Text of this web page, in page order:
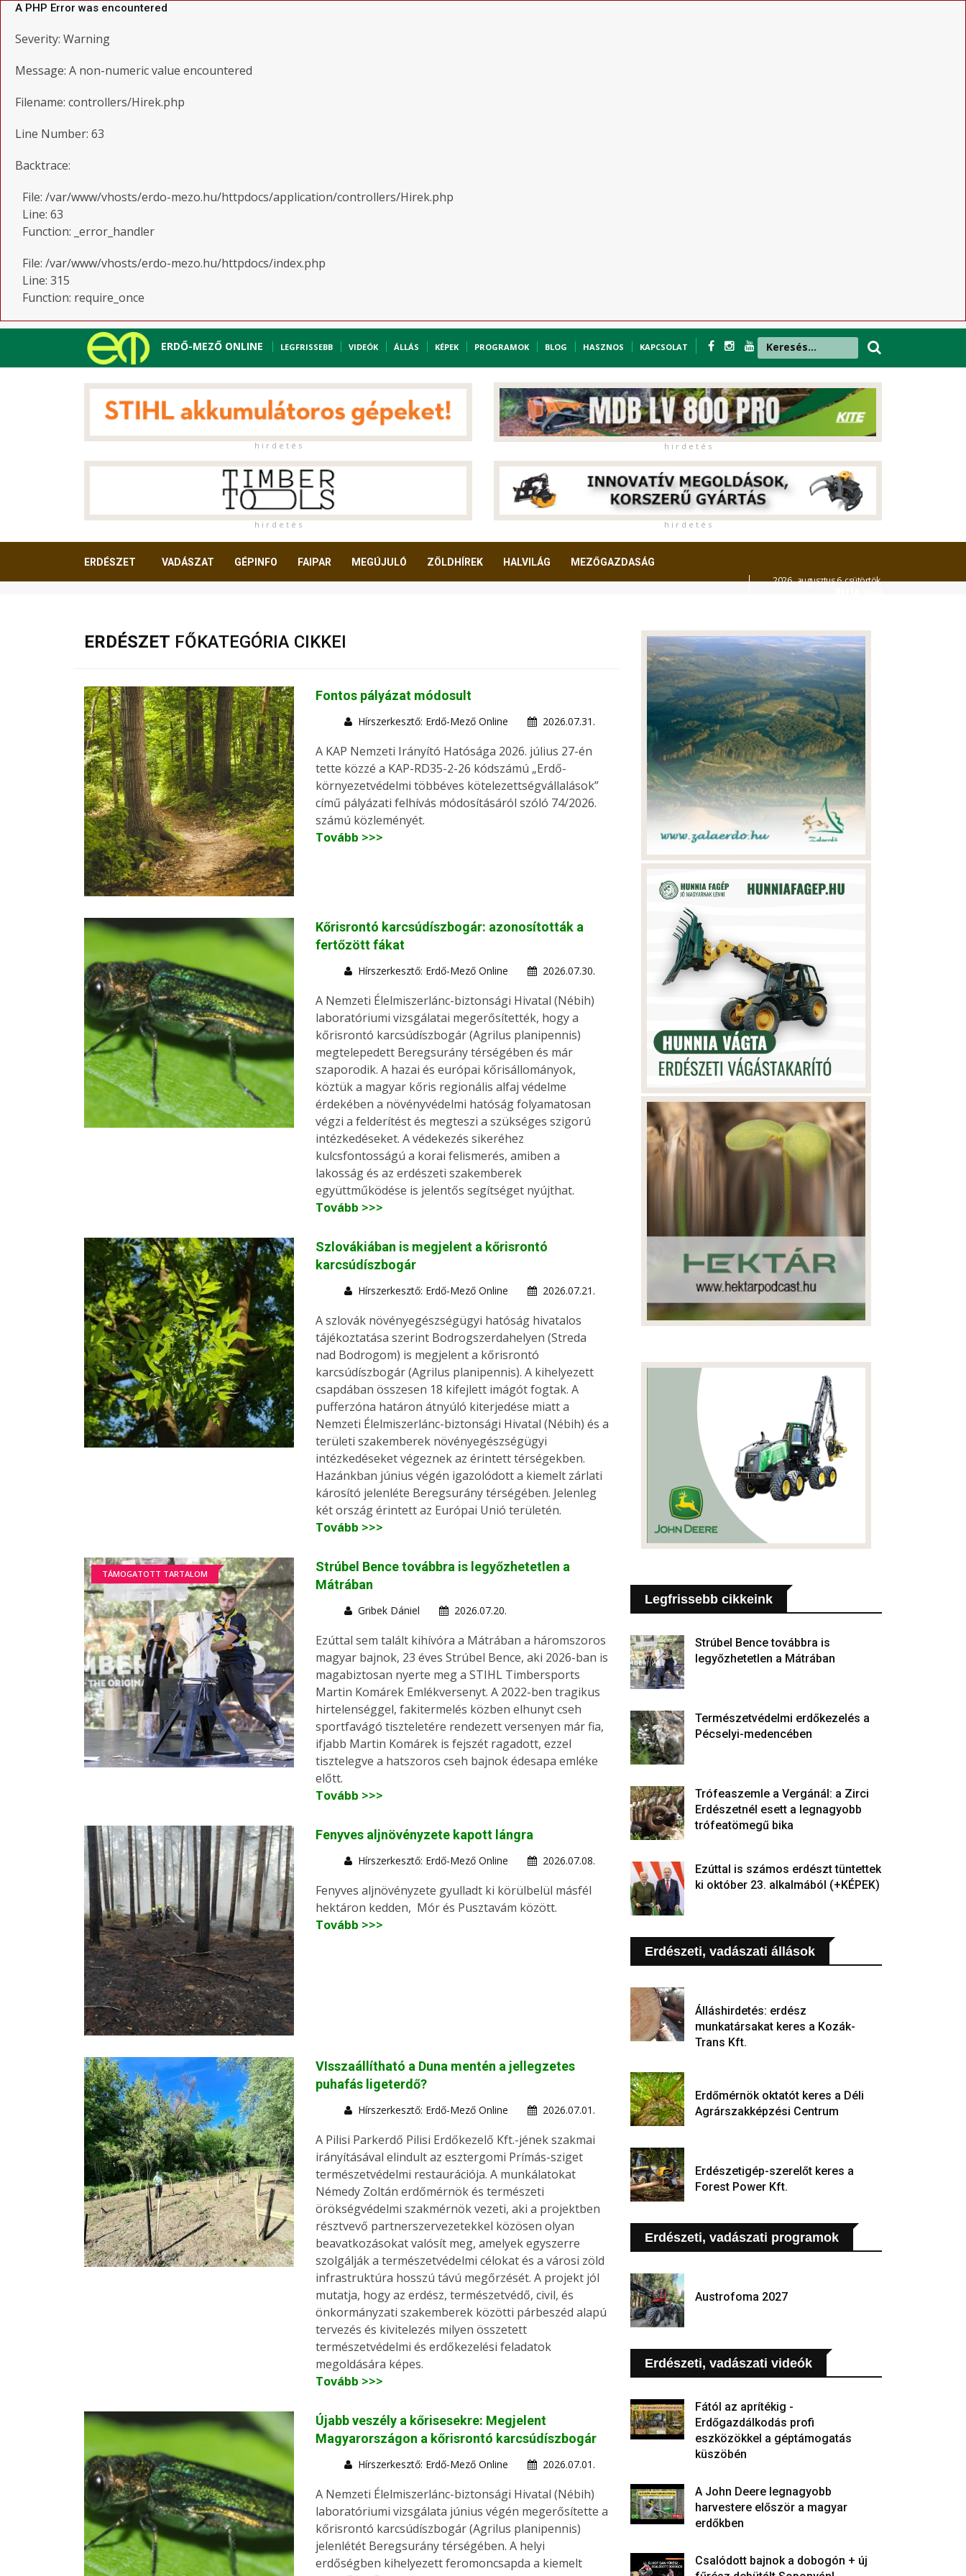
A PHP Error was encountered
Severity: Warning
Message: A non-numeric value encountered
Filename: controllers/Hirek.php
Line Number: 63
Backtrace:
File: /var/www/vhosts/erdo-mezo.hu/httpdocs/application/controllers/Hirek.php
Line: 63
Function: _error_handler
File: /var/www/vhosts/erdo-mezo.hu/httpdocs/index.php
Line: 315
Function: require_once
ERDŐ-MEZŐ ONLINE LEGFRISSEBB VIDEÓK ÁLLÁS KÉPEK PROGRAMOK BLOG HASZNOS KAPCSOLAT
h i r d e t é s h i r d e t é s
h i r d e t é s h i r d e t é s
ERDÉSZET VADÁSZAT GÉPINFO FAIPAR MEGÚJULÓ ZÖLDHÍREK HALVILÁG MEZŐGAZDASÁG
2026. augusztus 6. csütörtök,
ERDÉSZET FŐKATEGÓRIA CIKKEI
Fontos pályázat módosult
Hírszerkesztő: Erdő-Mező Online 2026.07.31.
A KAP Nemzeti Irányító Hatósága 2026. július 27-én
tette közzé a KAP-RD35-2-26 kódszámú „Erdő-
környezetvédelmi többéves kötelezettségvállalások”
című pályázati felhívás módosításáról szóló 74/2026.
számú közleményét.
Tovább >>>
Kőrisrontó karcsúdíszbogár: azonosították a
fertőzött fákat
Hírszerkesztő: Erdő-Mező Online 2026.07.30.
A Nemzeti Élelmiszerlánc-biztonsági Hivatal (Nébih)
laboratóriumi vizsgálatai megerősítették, hogy a
kőrisrontó karcsúdíszbogár (Agrilus planipennis)
megtelepedett Beregsurány térségében és már
szaporodik. A hazai és európai kőrisállományok,
köztük a magyar kőris regionális alfaj védelme
érdekében a növényvédelmi hatóság folyamatosan
végzi a felderítést és megteszi a szükséges szigorú
intézkedéseket. A védekezés sikeréhez
kulcsfontosságú a korai felismerés, amiben a
lakosság és az erdészeti szakemberek
együttműködése is jelentős segítséget nyújthat.
Tovább >>>
Szlovákiában is megjelent a kőrisrontó
karcsúdíszbogár
Hírszerkesztő: Erdő-Mező Online 2026.07.21.
A szlovák növényegészségügyi hatóság hivatalos
tájékoztatása szerint Bodrogszerdahelyen (Streda
nad Bodrogom) is megjelent a kőrisrontó
karcsúdíszbogár (Agrilus planipennis). A kihelyezett
csapdában összesen 18 kifejlett imágót fogtak. A
pufferzóna határon átnyúló kiterjedése miatt a
Nemzeti Élelmiszerlánc-biztonsági Hivatal (Nébih) és a
területi szakemberek növényegészségügyi
intézkedéseket végeznek az érintett térségekben.
Hazánkban június végén igazolódott a kiemelt zárlati
károsító jelenléte Beregsurány térségében. Jelenleg
két ország érintett az Európai Unió területén.
Tovább >>>
TÁMOGATOTT TARTALOM
Strúbel Bence továbbra is legyőzhetetlen a
Mátrában
Gribek Dániel 2026.07.20.
Ezúttal sem talált kihívóra a Mátrában a háromszoros
magyar bajnok, 23 éves Strúbel Bence, aki 2026-ban is
magabiztosan nyerte meg a STIHL Timbersports
Martin Komárek Emlékversenyt. A 2022-ben tragikus
hirtelenséggel, fakitermelés közben elhunyt cseh
sportfavágó tiszteletére rendezett versenyen már fia,
ifjabb Martin Komárek is fejszét ragadott, ezzel
tisztelegve a hatszoros cseh bajnok édesapa emléke
előtt.
Tovább >>>
Fenyves aljnövényzete kapott lángra
Hírszerkesztő: Erdő-Mező Online 2026.07.08.
Fenyves aljnövényzete gyulladt ki körülbelül másfél
hektáron kedden, Mór és Pusztavám között.
Tovább >>>
VIsszaállítható a Duna mentén a jellegzetes
puhafás ligeterdő?
Hírszerkesztő: Erdő-Mező Online 2026.07.01.
A Pilisi Parkerdő Pilisi Erdőkezelő Kft.-jének szakmai
irányításával elindult az esztergomi Prímás-sziget
természetvédelmi restaurációja. A munkálatokat
Némedy Zoltán erdőmérnök és természeti
örökségvédelmi szakmérnök vezeti, aki a projektben
résztvevő partnerszervezetekkel közösen olyan
beavatkozásokat valósít meg, amelyek egyszerre
szolgálják a természetvédelmi célokat és a városi zöld
infrastruktúra hosszú távú megőrzését. A projekt jól
mutatja, hogy az erdész, természetvédő, civil, és
önkormányzati szakemberek közötti párbeszéd alapú
tervezés és kivitelezés milyen összetett
természetvédelmi és erdőkezelési feladatok
megoldására képes.
Tovább >>>
Újabb veszély a kőrisesekre: Megjelent
Magyarországon a kőrisrontó karcsúdíszbogár
Hírszerkesztő: Erdő-Mező Online 2026.07.01.
A Nemzeti Élelmiszerlánc-biztonsági Hivatal (Nébih)
laboratóriumi vizsgálata június végén megerősítette a
kőrisrontó karcsúdíszbogár (Agrilus planipennis)
jelenlétét Beregsurány térségében. A helyi
erdőségben kihelyezett feromoncsapda a kiemelt
Legfrissebb cikkeink
Strúbel Bence továbbra is
legyőzhetetlen a Mátrában
Természetvédelmi erdőkezelés a
Pécselyi-medencében
Trófeaszemle a Vergánál: a Zirci
Erdészetnél esett a legnagyobb
trófeatömegű bika
Ezúttal is számos erdészt tüntettek
ki október 23. alkalmából (+KÉPEK)
Erdészeti, vadászati állások
Álláshirdetés: erdész
munkatársakat keres a Kozák-
Trans Kft.
Erdőmérnök oktatót keres a Déli
Agrárszakképzési Centrum
Erdészetigép-szerelőt keres a
Forest Power Kft.
Erdészeti, vadászati programok
Austrofoma 2027
Erdészeti, vadászati videók
Fától az aprítékig -
Erdőgazdálkodás profi
eszközökkel a géptámogatás
küszöbén
A John Deere legnagyobb
harvestere először a magyar
erdőkben
Csalódott bajnok a dobogón + új